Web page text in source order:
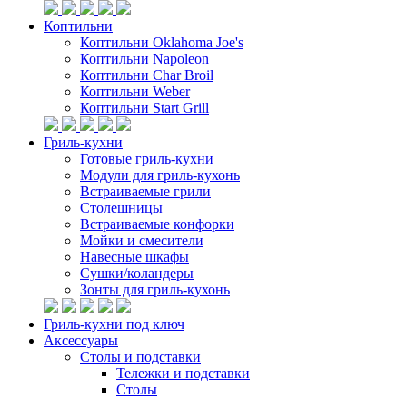
Коптильни
Коптильни Oklahoma Joe's
Коптильни Napoleon
Коптильни Char Broil
Коптильни Weber
Коптильни Start Grill
Гриль-кухни
Готовые гриль-кухни
Модули для гриль-кухонь
Встраиваемые грили
Столешницы
Встраиваемые конфорки
Мойки и смесители
Навесные шкафы
Сушки/коландеры
Зонты для гриль-кухонь
Гриль-кухни под ключ
Аксессуары
Столы и подставки
Тележки и подставки
Столы